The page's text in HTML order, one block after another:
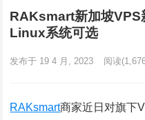
RAKsmart新加坡
Linux系统可选
发布于 19 4 月, 2023 阅读
RAKsmart商家近日对旗下